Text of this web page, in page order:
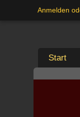
Anmelden
Start